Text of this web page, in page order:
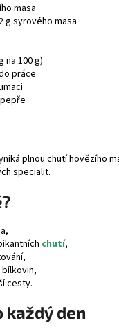
masa
g syrového masa
na 100 g)
práce
plnou chutí hovězího
specialit.
chutí,
cesty.
každý den